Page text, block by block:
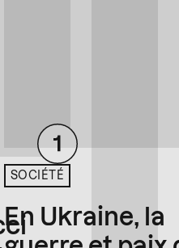
SOCIÉTÉ
En Ukraine, la